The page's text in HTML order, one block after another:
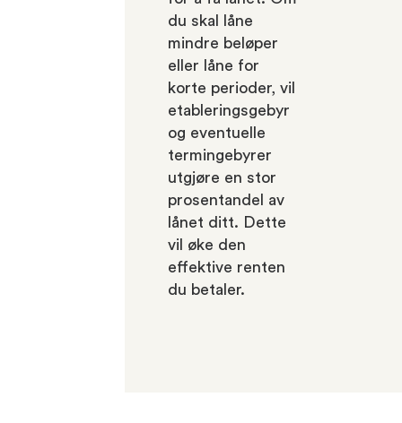
du skal låne
mindre beløper
eller låne for
korte perioder, vil
etableringsgebyr
og eventuelle
termingebyrer
utgjøre en stor
prosentandel av
lånet ditt. Dette
vil øke den
effektive renten
du betaler.